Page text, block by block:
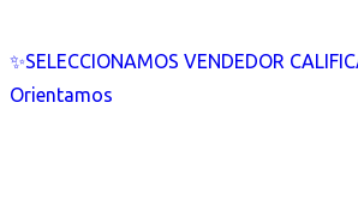
✨SELECCIONAMOS VENDEDOR
Orientamos